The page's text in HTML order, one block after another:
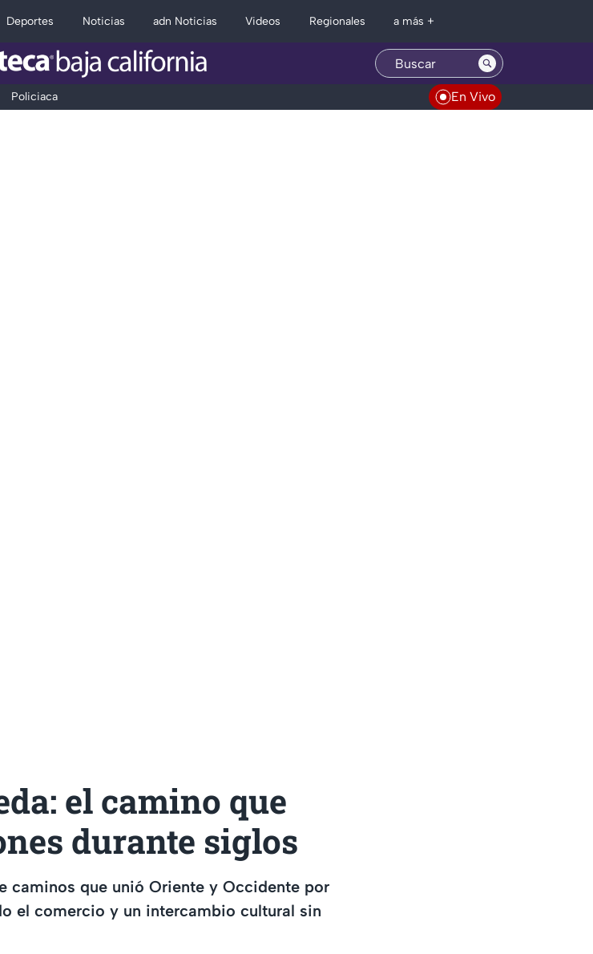
Deportes Noticias adn Noticias Videos Regionales a más +
Policiaca En Vivo
el camino que
durante siglos
caminos que unió Oriente y Occidente por
el comercio y un intercambio cultural sin